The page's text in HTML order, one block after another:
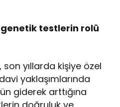
testlerin rolü
son yıllarda kişiye özel
yaklaşımlarında
giderek arttığına